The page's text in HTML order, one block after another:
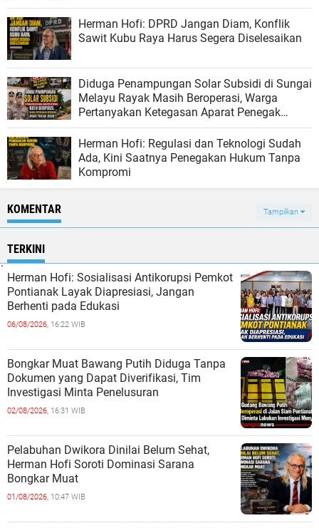
Herman Hofi: DPRD Jangan Diam, Konflik
Sawit Kubu Raya Harus Segera Diselesaikan
Diduga Penampungan Solar Subsidi di Sungai
Melayu Rayak Masih Beroperasi, Warga
Pertanyakan Ketegasan Aparat Penegak
Hukum
Herman Hofi: Regulasi dan Teknologi Sudah
Ada, Kini Saatnya Penegakan Hukum Tanpa
Kompromi
KOMENTAR Tampilkan
TERKINI
Herman Hofi: Sosialisasi Antikorupsi Pemkot
Pontianak Layak Diapresiasi, Jangan
Berhenti pada Edukasi
06/08/2026, 16:22 WIB
Bongkar Muat Bawang Putih Diduga Tanpa
Dokumen yang Dapat Diverifikasi, Tim
Investigasi Minta Penelusuran
02/08/2026, 16:31 WIB
Pelabuhan Dwikora Dinilai Belum Sehat,
Herman Hofi Soroti Dominasi Sarana
Bongkar Muat
01/08/2026, 10:47 WIB